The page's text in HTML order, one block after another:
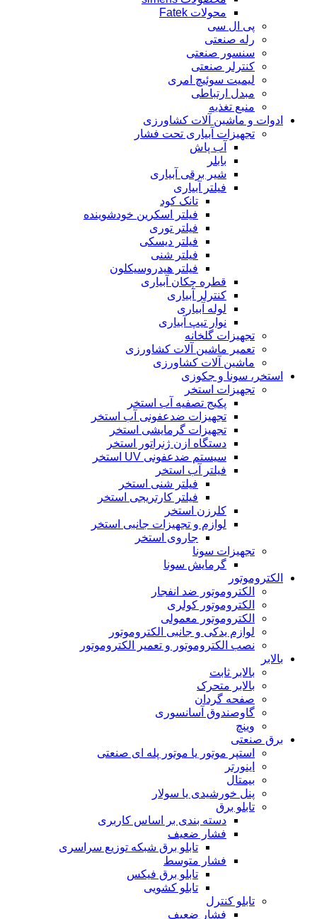
محولات Fatek
پی ال سی
رله صنعتی
سنسور صنعتی
کنترلر صنعتی
لیمیت سوئیچ امری
مبدل ارتباطی
منبع تغذیه
ادوات و ماشین آلات کشاورزی
تجهیزات آبیاری تحت فشار
آب پاش
بابلر
شیر برقی آبیاری
فیلتر آبیاری
تانک کود
فیلتر اسکرین خودشوینده
فیلتر توری
فیلتر دیسکی
فیلتر شنی
فیلتر هیدروسیکلون
قطره چکان آبیاری
کنترلر آبیاری
لوله آبیاری
نوار تیپ آبیاری
تجهیزات گلخانه
تعمیر ماشین آلات کشاورزی
ماشین آلات کشاورزی
استخر، سونا و جکوزی
تجهیزات استخر
پکیج تصفیه آب استخر
تجهیزات ضدعفونی آب استخر
تجهیزات گرمایشی استخر
دستگاه ازن ژنراتور استخر
سیستم ضدعفونی UV استخر
فیلتر آب استخر
فیلتر شنی استخر
فیلتر کارتریجی استخر
کلرزن استخر
لوازم و تجهیزات جانبی استخر
جاروی استخر
تجهیزات سونا
گرمایش سونا
الکتروموتور
الکتروموتور ضد انفجار
الکتروموتور کولری
الکتروموتور معمولی
لوازم یدکی و جانبی الکتروموتور
نصب الکتروموتور و تعمیر الکتروموتور
بالابر
بالابر ثابت
بالابر متحرک
صفحه گردان
گاوصندوق آسانسوری
وینچ
برق صنعتی
استپر موتور یا موتور پله ای صنعتی
اینورتر
بیمتال
پنل خورشیدی یا سولار
تابلو برق
دسته بندی بر اساس کاربری
فشار ضعیف
تابلو برق شبکه توزیع سراسری
فشار متوسط
تابلو برق فیکس
تابلو کشویی
تابلو کنترل
فشار ضعیف